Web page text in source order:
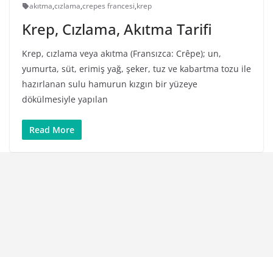
akıtma,cızlama,crepes francesi,krep
Krep, Cızlama, Akıtma Tarifi
Krep, cızlama veya akıtma (Fransızca: Crêpe); un,
yumurta, süt, erimiş yağ, şeker, tuz ve kabartma tozu ile
hazırlanan sulu hamurun kızgın bir yüzeye
dökülmesiyle yapılan
Read More